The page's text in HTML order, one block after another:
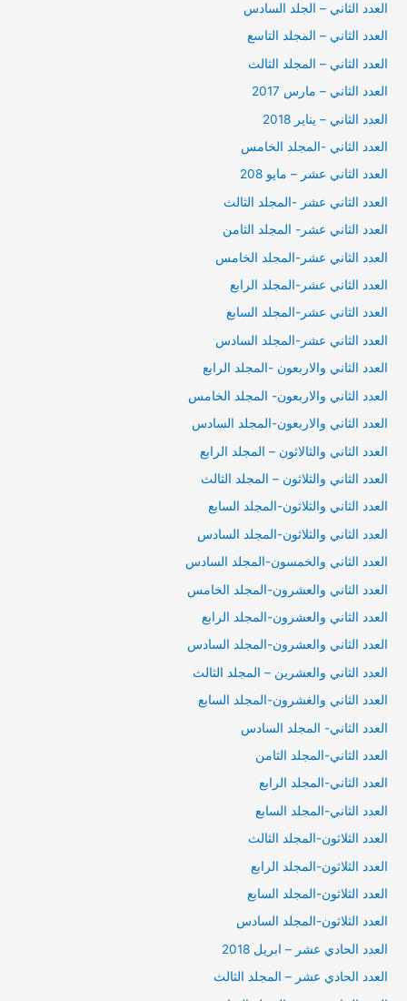
العدد الثاني – الجلد السادس
العدد الثاني – المجلد التاسع
العدد الثاني – المجلد الثالث
العدد الثاني – مارس 2017
العدد الثاني – يناير 2018
العدد الثاني -المجلد الخامس
العدد الثاني عشر – مايو 208
العدد الثاني عشر -المجلد الثالث
العدد الثاني عشر- المجلد الثامن
العدد الثاني عشر-المجلد الخامس
العدد الثاني عشر-المجلد الرابع
العدد الثاني عشر-المجلد السابع
العدد الثاني عشر-المجلد السادس
العدد الثاني والاربعون -المجلد الرابع
العدد الثاني والاربعون- المجلد الخامس
العدد الثاني والاربعون-المجلد السادس
العدد الثاني والثالاثون – المجلد الرابع
العدد الثاني والثلاثون – المجلد الثالث
العدد الثاني والثلاثون-المجلد السابع
العدد الثاني والثلاثون-المجلد السادس
العدد الثاني والخمسون-المجلد السادس
العدد الثاني والعشرون-المجلد الخامس
العدد الثاني والعشرون-المجلد الرابع
العدد الثاني والعشرون-المجلد السادس
العدد الثاني والعشرين – المجلد الثالث
العدد الثاني والغشرون-المجلد السابع
العدد الثاني- المجلد السادس
العدد الثاني-المجلد الثامن
العدد الثاني-المجلد الرابع
العدد الثاني-المجلد السابع
العدد الثلاثون-المجلد الثالث
العدد الثلاثون-المجلد الرابع
العدد الثلاثون-المجلد السابع
العدد الثلاثون-المجلد السادس
العدد الحادي عشر – ابريل 2018
العدد الحادي عشر – المجلد الثالث